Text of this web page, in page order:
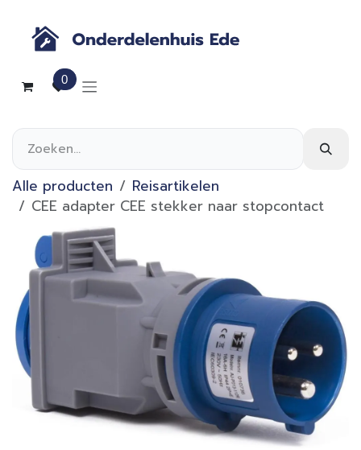
0
Alle producten
Reisartikelen
CEE adapter CEE stekker naar stopcontact